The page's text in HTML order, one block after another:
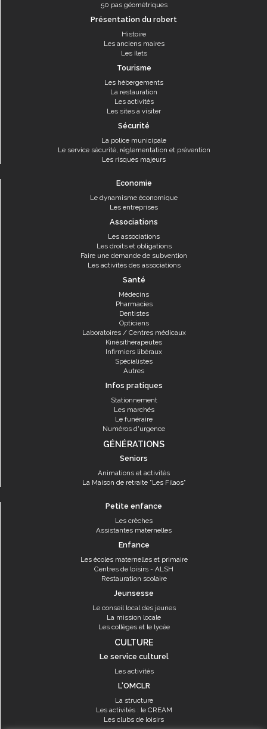
50 pas géométriques
Présentation du robert
Histoire
Les anciens maires
Les îlets
Tourisme
Les hébergements
La restauration
Les activités
Les sites à visiter
Sécurité
La police municipale
Le service sécurité, réglementation et prévention
Les risques majeurs
Economie
Le dynamisme économique
Les entreprises
Associations
Les associations
Les droits et obligations
Faire une demande de subvention
Les activités des associations
Santé
Médecins
Pharmacies
Dentistes
Opticiens
Laboratoires / Centres médicaux
Kinésithérapeutes
Infirmiers libéraux
Spécialistes
Autres
Infos pratiques
Stationnement
Les marchés
Le funéraire
Numéros d'urgence
GÉNÉRATIONS
Seniors
Animations et activités
La Maison de retraite "Les Filaos"
Petite enfance
Les crèches
Assistantes maternelles
Enfance
Les écoles maternelles et primaire
Centres de loisirs - ALSH
Restauration scolaire
Jeunsesse
Le conseil local des jeunes
La mission locale
Les collèges et le lycée
CULTURE
Le service culturel
Les activités
L'OMCLR
La structure
Les activités : le CREAM
Les clubs de loisirs